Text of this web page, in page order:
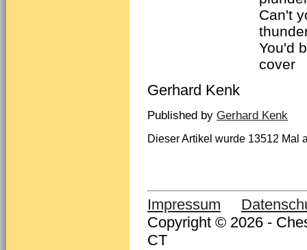
Can't
You'd
cover
Gerhard Kenk
Published by Gerhard Kenk
Dieser Artikel wurde 13512 Mal
Impressum
Copyright © 2026 -
CT